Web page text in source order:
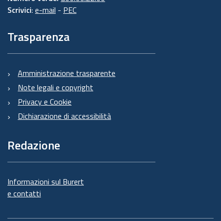
Scrivici: e-mail - PEC
Trasparenza
Amministrazione trasparente
Note legali e copyright
Privacy e Cookie
Dichiarazione di accessibilità
Redazione
Informazioni sul Burert
e contatti